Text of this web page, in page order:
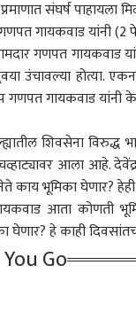
संघर्ष
गायकवाड यांनी (2
गणपत गायकवाड
उंचावल्या होत्या.
गायकवाड यांनी
शिवसेना विरुद्ध
आला आहे.
काय भूमिका घेणार?
आता कोणती
हे काही
Go
इथेनॉल, पेपरफुटीविरोधात
बोलणाऱ्यांची खाती बंद
मेटावर दबाव, मेटाने असली
बदमाशी करत मोदींसमोर
गुडघे टेकवू नयेत;
केजरीवालांचा गंभीर आरोप
निवडणूक आयोगाने शिंदे
गटाला पक्षाचे नाव आणि चिन्ह
दिले त्यामुळे विधिमंडळ